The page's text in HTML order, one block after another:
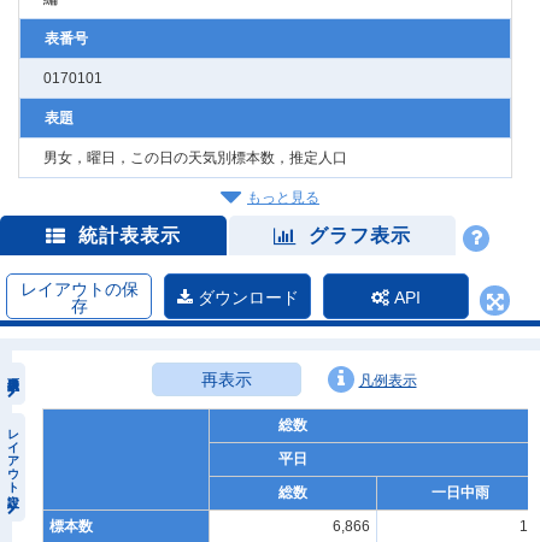
表番号
0170101
表題
男女，曜日，この日の天気別標本数，推定人口
もっと見る
統計表表示 グラフ表示
レイアウトの保
存
ダウンロード API
レイアウト設定
再表示 凡例表示
総数
平日
総数
一日中雨
標本数
6,866
10